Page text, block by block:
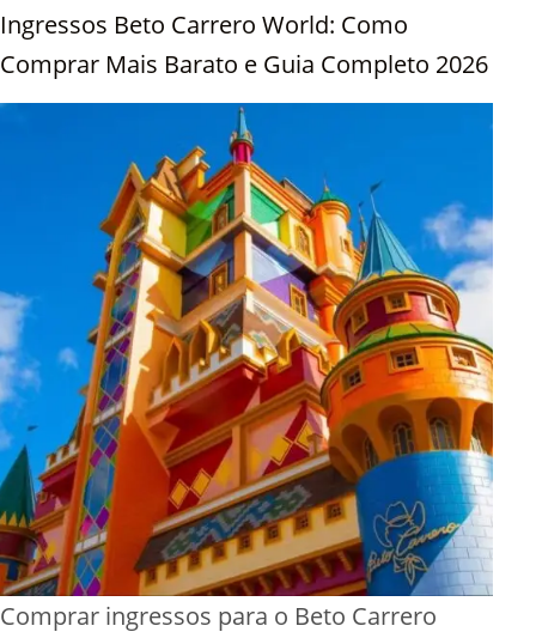
Ingressos Beto Carrero World: Como
Comprar Mais Barato e Guia Completo 2026
Comprar ingressos para o Beto Carrero